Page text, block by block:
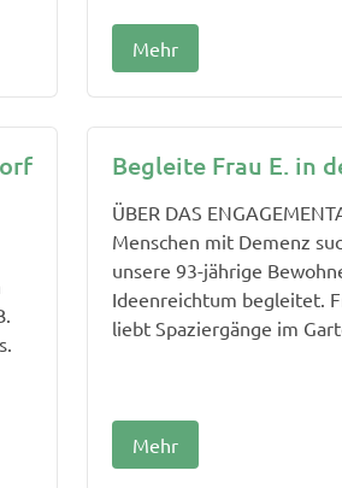
Mehr
Begleite Frau E. in
ÜBER DAS
Menschen mit Demenz
unsere 93-jährige
Ideenreichtum begleitet.
liebt Spaziergänge im
Mehr